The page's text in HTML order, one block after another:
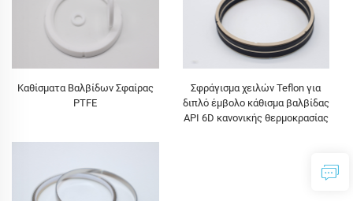
Καθίσματα Βαλβίδων Σφαίρας
PTFE
Σφράγισμα χειλών Teflon για
διπλό έμβολο κάθισμα βαλβίδας
API 6D κανονικής θερμοκρασίας